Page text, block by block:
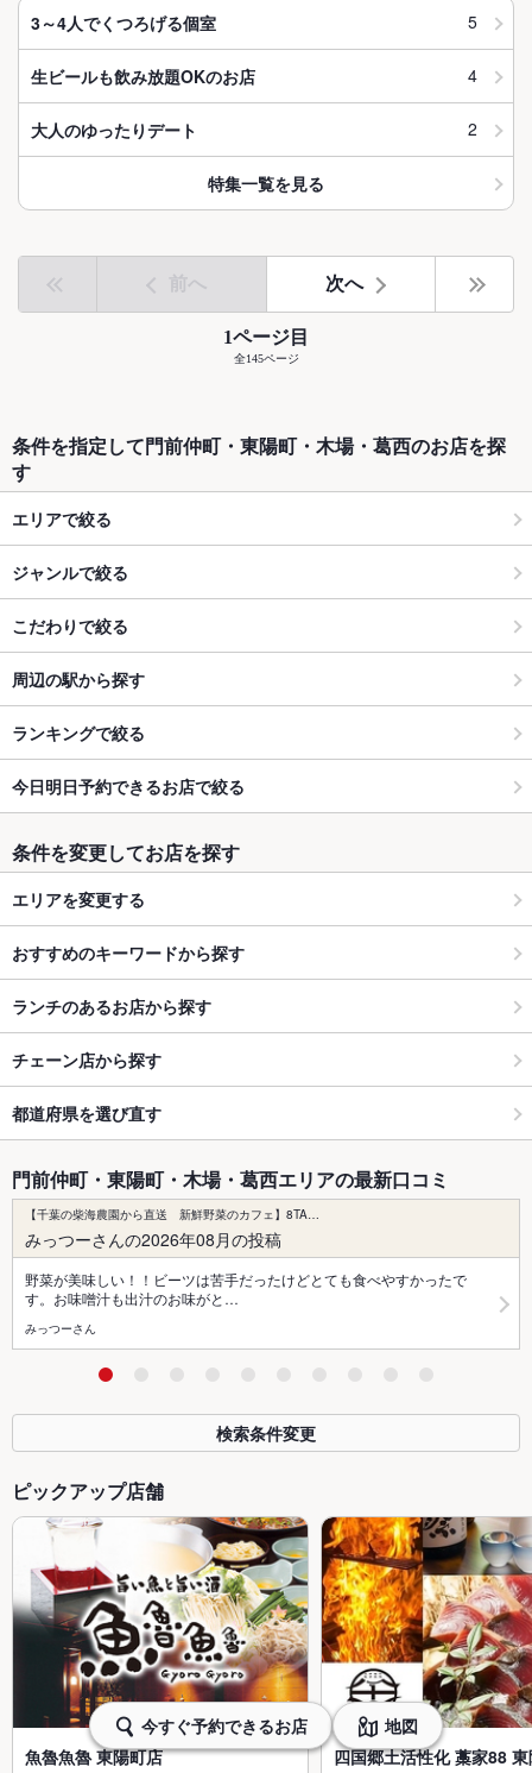
3～4人でくつろげる個室 5
生ビールも飲み放題OKのお店 4
大人のゆったりデート 2
特集一覧を見る
前へ 次へ
1ページ目
全145ページ
条件を指定して門前仲町・東陽町・木場・葛西のお店を探
す
エリアで絞る
ジャンルで絞る
こだわりで絞る
周辺の駅から探す
ランキングで絞る
今日明日予約できるお店で絞る
条件を変更してお店を探す
エリアを変更する
おすすめのキーワードから探す
ランチのあるお店から探す
チェーン店から探す
都道府県を選び直す
門前仲町・東陽町・木場・葛西エリアの最新口コミ
【千葉の柴海農園から直送 新鮮野菜のカフェ】8TA…
みっつーさんの2026年08月の投稿
野菜が美味しい！！ビーツは苦手だったけどとても食べやすかったで
す。お味噌汁も出汁のお味がと…
みっつーさん
検索条件変更
ピックアップ店舗
魚魯魚魯 東陽町店 四国郷土活性化 藁家88
今すぐ予約できるお店 地図